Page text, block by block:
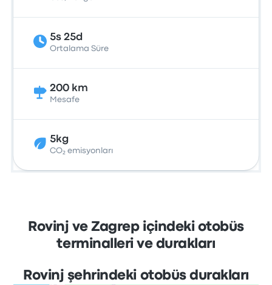
5s 25d
Ortalama Süre
200 km
Mesafe
5kg
CO₂ emisyonları
Rovinj ve Zagrep içindeki otobüs
terminalleri ve durakları
Rovinj şehrindeki otobüs durakları